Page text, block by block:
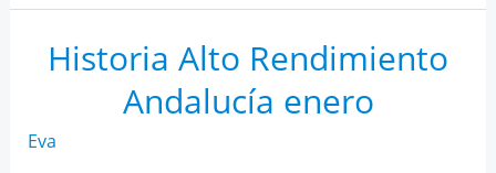
Rendimiento
Andalucía
febrero
Historia Alto Rendimiento
Andalucía enero
Eva